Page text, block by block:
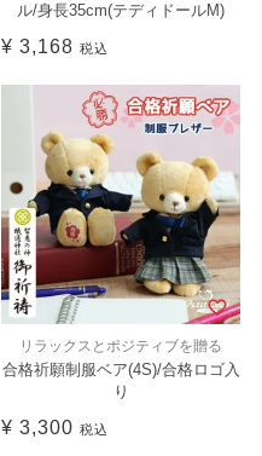
ル/身長35cm(テディドールM)
¥ 3,168 税込
リラックスとポジティブを贈る
合格祈願制服ベア(4S)/合格ロゴ入
り
¥ 3,300 税込